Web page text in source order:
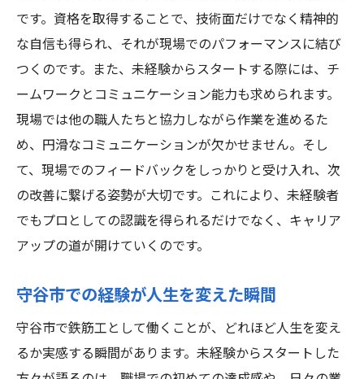
です。資格を取得することで、技術面だけでなく精神的
な自信も得られ、それが現場でのパフォーマンスに結び
つくのです。また、未経験からスタートする際には、チ
ームワークとコミュニケーション能力も求められます。
現場では他の職人たちと協力しながら作業を進めるた
め、円滑なコミュニケーションが欠かせません。そし
て、現場でのフィードバックをしっかりと受け入れ、次
の改善に繋げる姿勢が大切です。これにより、未経験者
でもプロとしての認識を得られるだけでなく、キャリア
アップの道が開けていくのです。
守谷市での経験が人生を変えた瞬間
守谷市で鉄筋工として働くことが、どれほど人生を変え
るか実感する瞬間があります。未経験からスタートした